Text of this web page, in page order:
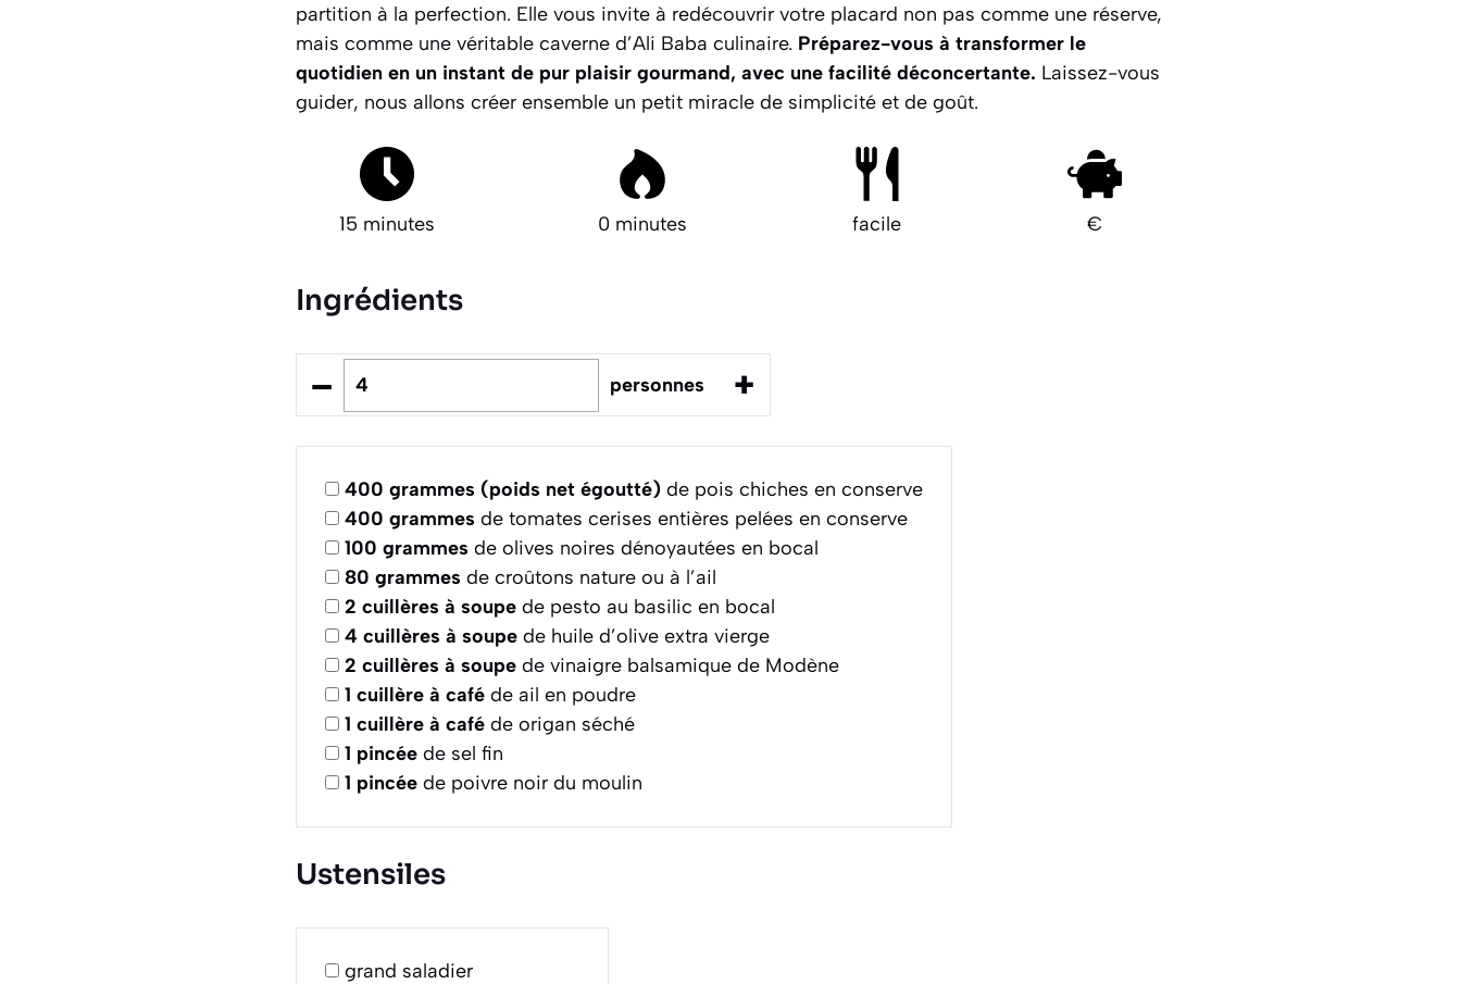
partition à la perfection. Elle vous invite à redécouvrir votre placard non pas comme une réserve,
mais comme une véritable caverne d’Ali Baba culinaire. Préparez-vous à transformer le
quotidien en un instant de pur plaisir gourmand, avec une facilité déconcertante. Laissez-vous
guider, nous allons créer ensemble un petit miracle de simplicité et de goût.
15 minutes 0 minutes facile €
Ingrédients
– personnes +
400 grammes (poids net égoutté) de pois chiches en conserve
400 grammes de tomates cerises entières pelées en conserve
100 grammes de olives noires dénoyautées en bocal
80 grammes de croûtons nature ou à l’ail
2 cuillères à soupe de pesto au basilic en bocal
4 cuillères à soupe de huile d’olive extra vierge
2 cuillères à soupe de vinaigre balsamique de Modène
1 cuillère à café de ail en poudre
1 cuillère à café de origan séché
1 pincée de sel fin
1 pincée de poivre noir du moulin
Ustensiles
grand saladier